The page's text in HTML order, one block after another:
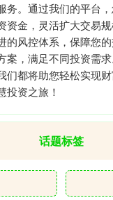
务。通过我们的平台
资金，灵活扩大交易
的风控体系，保障您
案，满足不同投资需
们都将助您轻松实现
投资之旅！
话题标签